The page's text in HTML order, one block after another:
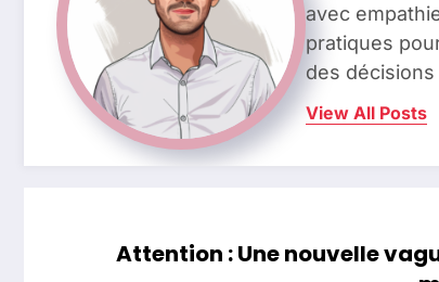
avec
pratiques
des
View All Posts
Attention : Une nouvelle